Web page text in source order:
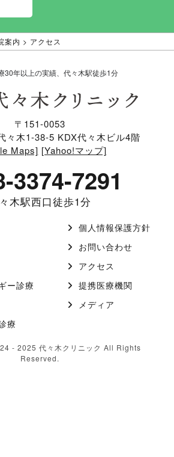
案内 > アクセス
30年以上の実績、代々木駅徒歩1分
〒151-0053
々木1-38-5 KDX代々木ビル4階
Maps] [Yahoo!マップ]
3374-7291
木駅西口徒歩1分
ー診療
療
個人情報保護方針
お問い合わせ
アクセス
提携医療機関
メディア
- 2025 代々木クリニック All Rights
Reserved.